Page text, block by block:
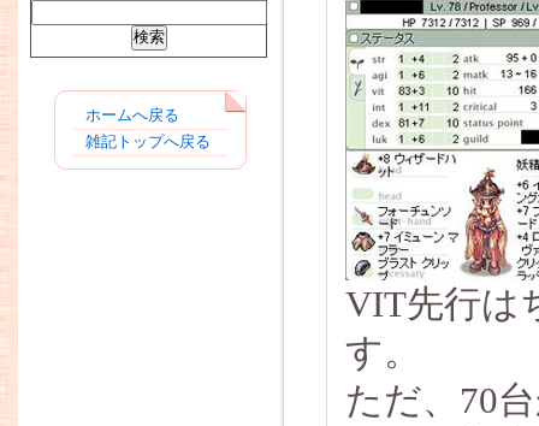
ホームへ戻る
雑記トップへ戻る
VIT先行は
す。
ただ、70